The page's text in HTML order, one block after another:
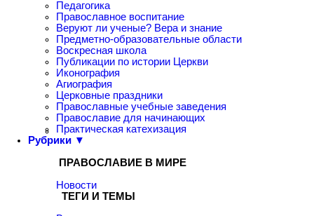
Педагогика
Православное воспитание
Веруют ли ученые? Вера и знание
Предметно-образовательные области
Воскресная школа
Публикации по истории Церкви
Иконография
Агиография
Церковные праздники
Православные учебные заведения
Православие для начинающих
Практическая катехизация
Рубрики ▼
ПРАВОСЛАВИЕ В МИРЕ
Новости
ТЕГИ И ТЕМЫ